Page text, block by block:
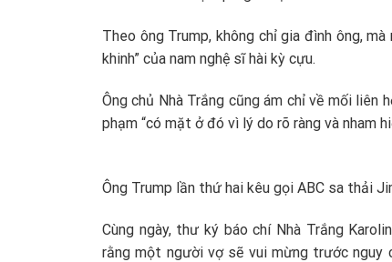
Theo ông Trump, không chỉ gia đình ông,
khinh” của nam nghệ sĩ hài kỳ cựu.
Ông chủ Nhà Trắng cũng ám chỉ về mối liên
phạm “có mặt ở đó vì lý do rõ ràng và nham
Ông Trump lần thứ hai kêu gọi ABC sa thải
Cùng ngày, thư ký báo chí Nhà Trắng
rằng một người vợ sẽ vui mừng trước nguy